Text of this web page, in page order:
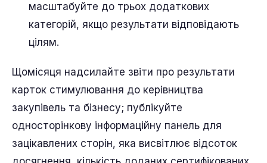
масштабуйте до трьох додаткових
категорій, якщо результати відповідають
цілям.
Щомісяця надсилайте звіти про результати
карток стимулювання до керівництва
закупівель та бізнесу; публікуйте
односторінкову інформаційну панель для
зацікавлених сторін, яка висвітлює відсоток